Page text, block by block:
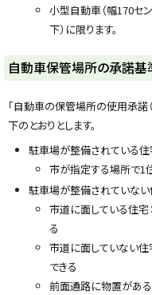
小型自動車（幅170セ
下）に限ります。
ト
ッ
プ
に
自動車保管場所の承諾基
「自動車の保管場所の使用承諾
下のとおりとします。
駐車場が整備されている
市が指定する場所で1
駐車場が整備されていな
市道に面している住宅
る
市道に面していない
できる
前面通路に物置があ